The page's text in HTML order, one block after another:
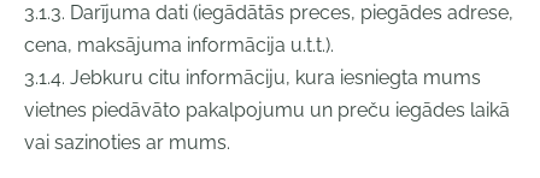
3.1.3. Darījuma dati (iegādātās preces, piegādes adrese,
cena, maksājuma informācija u.t.t.).
3.1.4. Jebkuru citu informāciju, kura iesniegta mums
vietnes piedāvāto pakalpojumu un preču iegādes laikā
vai sazinoties ar mums.